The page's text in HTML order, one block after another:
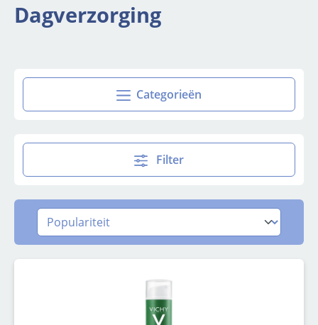
Dagverzorging
Categorieën
Filter